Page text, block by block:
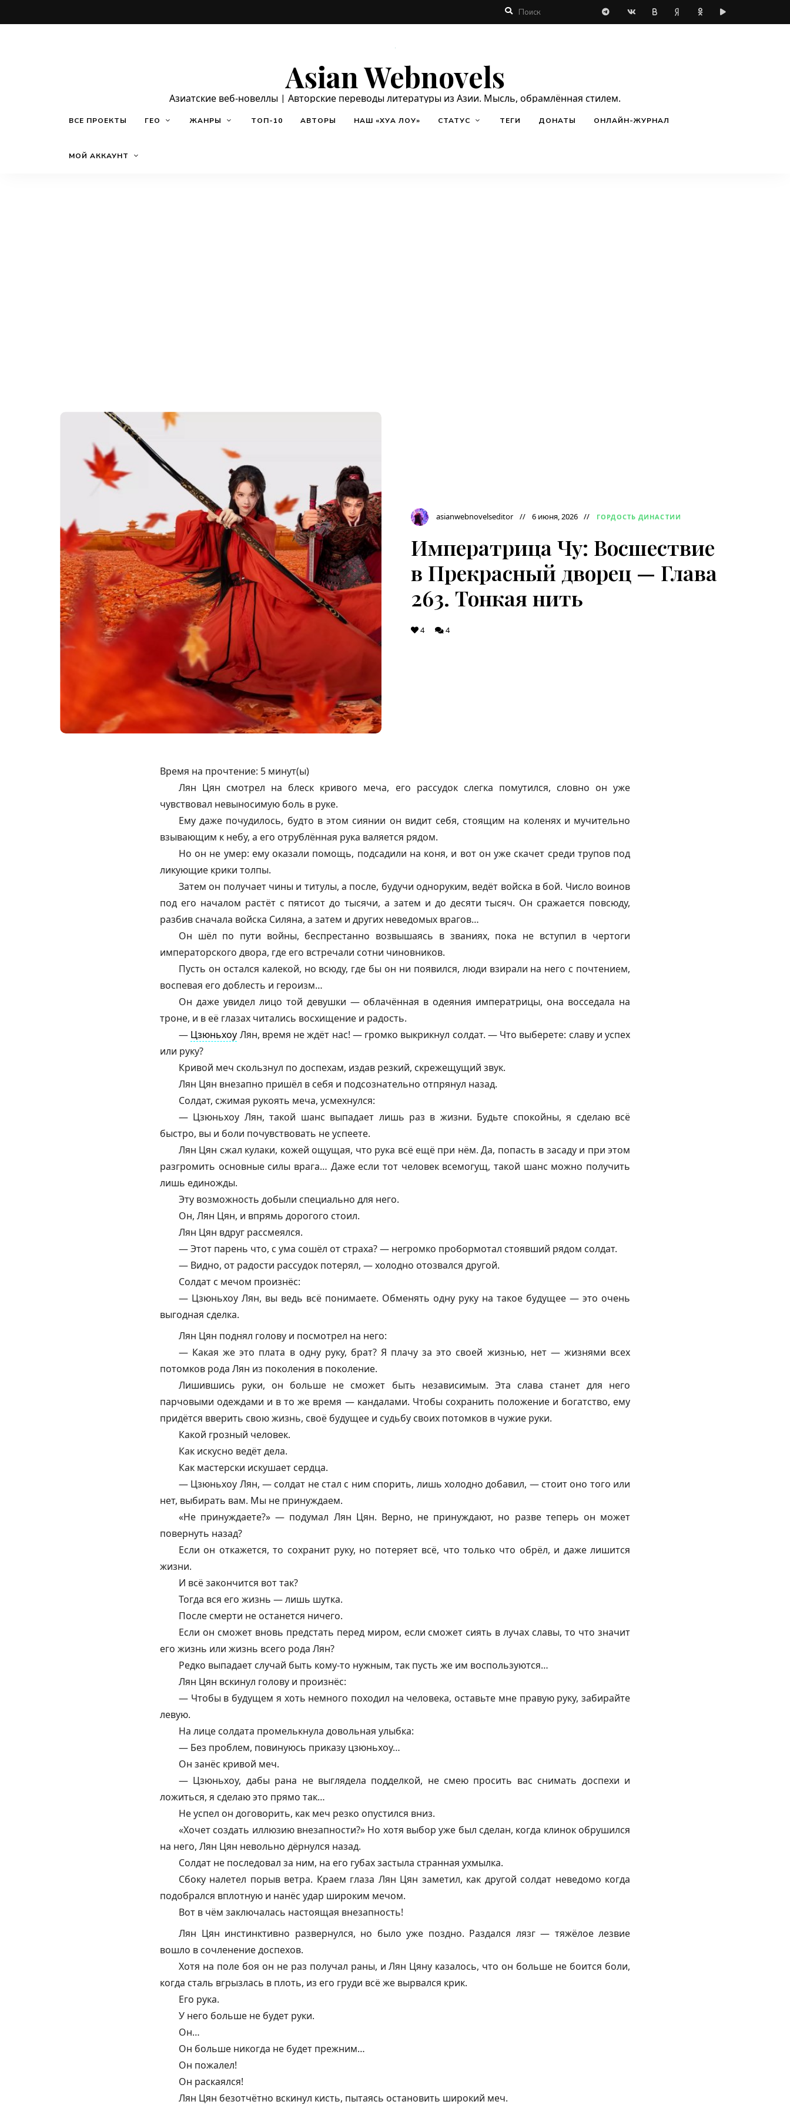
Asian Webnovels
Азиатские веб-новеллы | Авторские переводы литературы из Азии. Мысль, обрамлённая стилем.
ВСЕ ПРОЕКТЫ ГЕО ЖАНРЫ ТОП-10 АВТОРЫ НАШ «ХУА ЛОУ» СТАТУС ТЕГИ ДОНАТЫ ОНЛАЙН-ЖУРНАЛ
МОЙ АККАУНТ
asianwebnovelseditor 6 июня, 2026 ГОРДОСТЬ ДИНАСТИИ
Императрица Чу: Восшествие
в Прекрасный дворец — Глава
263. Тонкая нить
4 4
Время на прочтение: 5 минут(ы)
Лян Цян смотрел на блеск кривого меча, его рассудок слегка помутился, словно он уже
чувствовал невыносимую боль в руке.
Ему даже почудилось, будто в этом сиянии он видит себя, стоящим на коленях и мучительно
взывающим к небу, а его отрублённая рука валяется рядом.
Но он не умер: ему оказали помощь, подсадили на коня, и вот он уже скачет среди трупов под
ликующие крики толпы.
Затем он получает чины и титулы, а после, будучи одноруким, ведёт войска в бой. Число воинов
под его началом растёт с пятисот до тысячи, а затем и до десяти тысяч. Он сражается повсюду,
разбив сначала войска Силяна, а затем и других неведомых врагов…
Он шёл по пути войны, беспрестанно возвышаясь в званиях, пока не вступил в чертоги
императорского двора, где его встречали сотни чиновников.
Пусть он остался калекой, но всюду, где бы он ни появился, люди взирали на него с почтением,
воспевая его доблесть и героизм…
Он даже увидел лицо той девушки — облачённая в одеяния императрицы, она восседала на
троне, и в её глазах читались восхищение и радость.
— Цзюньхоу Лян, время не ждёт нас! — громко выкрикнул солдат. — Что выберете: славу и успех
или руку?
Кривой меч скользнул по доспехам, издав резкий, скрежещущий звук.
Лян Цян внезапно пришёл в себя и подсознательно отпрянул назад.
Солдат, сжимая рукоять меча, усмехнулся:
— Цзюньхоу Лян, такой шанс выпадает лишь раз в жизни. Будьте спокойны, я сделаю всё
быстро, вы и боли почувствовать не успеете.
Лян Цян сжал кулаки, кожей ощущая, что рука всё ещё при нём. Да, попасть в засаду и при этом
разгромить основные силы врага… Даже если тот человек всемогущ, такой шанс можно получить
лишь единожды.
Эту возможность добыли специально для него.
Он, Лян Цян, и впрямь дорогого стоил.
Лян Цян вдруг рассмеялся.
— Этот парень что, с ума сошёл от страха? — негромко пробормотал стоявший рядом солдат.
— Видно, от радости рассудок потерял, — холодно отозвался другой.
Солдат с мечом произнёс:
— Цзюньхоу Лян, вы ведь всё понимаете. Обменять одну руку на такое будущее — это очень
выгодная сделка.
Лян Цян поднял голову и посмотрел на него:
— Какая же это плата в одну руку, брат? Я плачу за это своей жизнью, нет — жизнями всех
потомков рода Лян из поколения в поколение.
Лишившись руки, он больше не сможет быть независимым. Эта слава станет для него
парчовыми одеждами и в то же время — кандалами. Чтобы сохранить положение и богатство, ему
придётся вверить свою жизнь, своё будущее и судьбу своих потомков в чужие руки.
Какой грозный человек.
Как искусно ведёт дела.
Как мастерски искушает сердца.
— Цзюньхоу Лян, — солдат не стал с ним спорить, лишь холодно добавил, — стоит оно того или
нет, выбирать вам. Мы не принуждаем.
«Не принуждаете?» — подумал Лян Цян. Верно, не принуждают, но разве теперь он может
повернуть назад?
Если он откажется, то сохранит руку, но потеряет всё, что только что обрёл, и даже лишится
жизни.
И всё закончится вот так?
Тогда вся его жизнь — лишь шутка.
После смерти не останется ничего.
Если он сможет вновь предстать перед миром, если сможет сиять в лучах славы, то что значит
его жизнь или жизнь всего рода Лян?
Редко выпадает случай быть кому-то нужным, так пусть же им воспользуются…
Лян Цян вскинул голову и произнёс:
— Чтобы в будущем я хоть немного походил на человека, оставьте мне правую руку, забирайте
левую.
На лице солдата промелькнула довольная улыбка:
— Без проблем, повинуюсь приказу цзюньхоу…
Он занёс кривой меч.
— Цзюньхоу, дабы рана не выглядела подделкой, не смею просить вас снимать доспехи и
ложиться, я сделаю это прямо так…
Не успел он договорить, как меч резко опустился вниз.
«Хочет создать иллюзию внезапности?» Но хотя выбор уже был сделан, когда клинок обрушился
на него, Лян Цян невольно дёрнулся назад.
Солдат не последовал за ним, на его губах застыла странная ухмылка.
Сбоку налетел порыв ветра. Краем глаза Лян Цян заметил, как другой солдат неведомо когда
подобрался вплотную и нанёс удар широким мечом.
Вот в чём заключалась настоящая внезапность!
Лян Цян инстинктивно развернулся, но было уже поздно. Раздался лязг — тяжёлое лезвие
вошло в сочленение доспехов.
Хотя на поле боя он не раз получал раны, и Лян Цяну казалось, что он больше не боится боли,
когда сталь вгрызлась в плоть, из его груди всё же вырвался крик.
Его рука.
У него больше не будет руки.
Он…
Он больше никогда не будет прежним…
Он пожалел!
Он раскаялся!
Лян Цян безотчётно вскинул кисть, пытаясь остановить широкий меч.